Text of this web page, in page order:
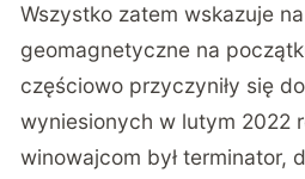
Wszystko zatem wskazuje
geomagnetyczne na
częściowo przyczyniły się
wyniesionych w lutym 2022
winowajcom był terminator,